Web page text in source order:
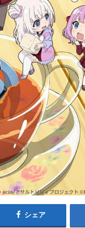
シェア